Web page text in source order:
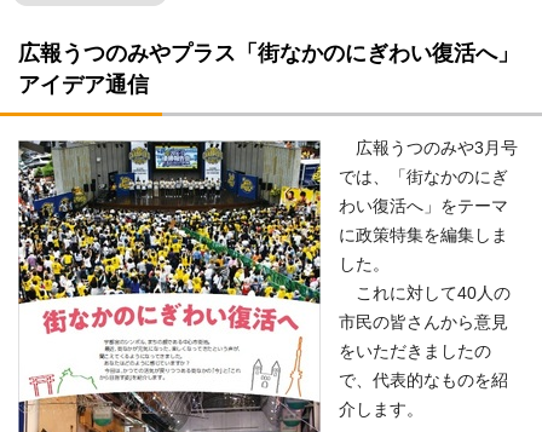
広報うつのみやプラス「街なかのにぎわい復活へ」
アイデア通信
広報うつのみや3月号
では、「街なかのにぎ
わい復活へ」をテーマ
に政策特集を編集しま
した。
これに対して40人の
市民の皆さんから意見
をいただきましたの
で、代表的なものを紹
介します。